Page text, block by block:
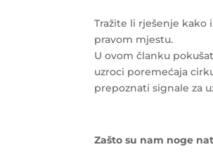
Tražite li rješenje kako
pravom mjestu.
U ovom članku
uzroci poremećaja
prepoznati signale za
Zašto su nam noge